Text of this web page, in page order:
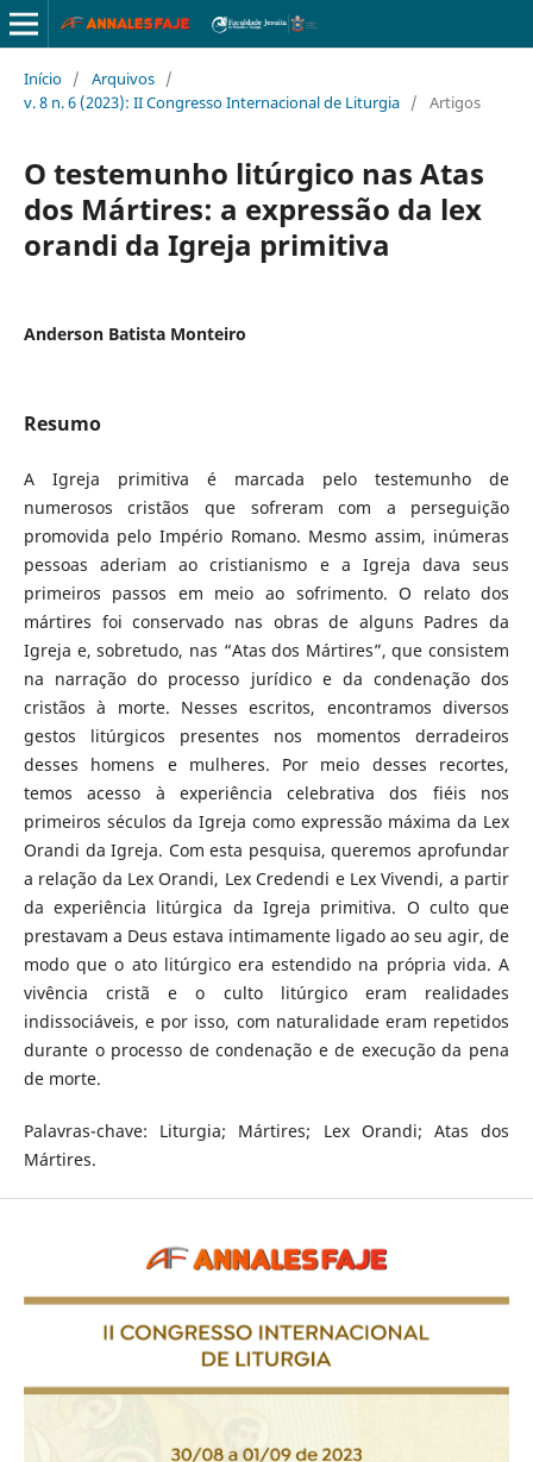
Início / Arquivos /
v. 8 n. 6 (2023): II Congresso Internacional de Liturgia / Artigos
O testemunho litúrgico nas Atas
dos Mártires: a expressão da lex
orandi da Igreja primitiva
Anderson Batista Monteiro
Resumo
A Igreja primitiva é marcada pelo testemunho de
numerosos cristãos que sofreram com a perseguição
promovida pelo Império Romano. Mesmo assim, inúmeras
pessoas aderiam ao cristianismo e a Igreja dava seus
primeiros passos em meio ao sofrimento. O relato dos
mártires foi conservado nas obras de alguns Padres da
Igreja e, sobretudo, nas “Atas dos Mártires”, que consistem
na narração do processo jurídico e da condenação dos
cristãos à morte. Nesses escritos, encontramos diversos
gestos litúrgicos presentes nos momentos derradeiros
desses homens e mulheres. Por meio desses recortes,
temos acesso à experiência celebrativa dos fiéis nos
primeiros séculos da Igreja como expressão máxima da Lex
Orandi da Igreja. Com esta pesquisa, queremos aprofundar
a relação da Lex Orandi, Lex Credendi e Lex Vivendi, a partir
da experiência litúrgica da Igreja primitiva. O culto que
prestavam a Deus estava intimamente ligado ao seu agir, de
modo que o ato litúrgico era estendido na própria vida. A
vivência cristã e o culto litúrgico eram realidades
indissociáveis, e por isso, com naturalidade eram repetidos
durante o processo de condenação e de execução da pena
de morte.
Palavras-chave: Liturgia; Mártires; Lex Orandi; Atas dos
Mártires.